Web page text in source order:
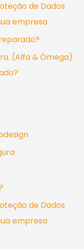
de Dados
empresa
(Alfa & Ômega)
de Dados
empresa